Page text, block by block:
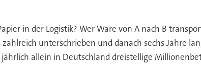
in der Logistik? Wer Ware von A nach B
unterschrieben und danach sechs Jahre
allein in Deutschland dreistellige